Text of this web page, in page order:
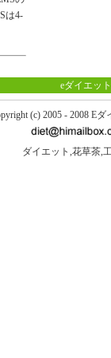
は4-
eダイエッ
(c) 2005 - 2008 E
ダイエット,花草茶,